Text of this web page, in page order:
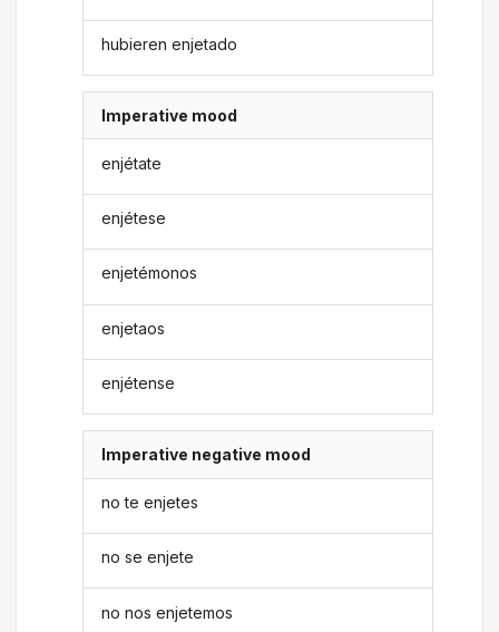
hubieren enjetado
Imperative mood
enjétate
enjétese
enjetémonos
enjetaos
enjétense
Imperative negative mood
no te enjetes
no se enjete
no nos enjetemos